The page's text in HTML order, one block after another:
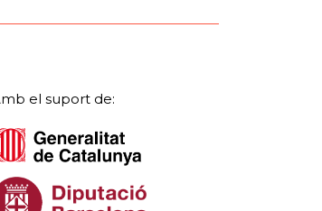
el suport de: